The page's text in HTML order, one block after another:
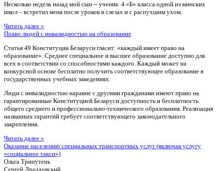
Несколько недель назад мой сын -- ученик 4 «Б» класса одной из минских
школ – встретил меня после уроков в слезах и с распухшим ухом.
Читать далее »
Право людей с инвалидностью на образование
Статья 49 Конституции Беларуси гласит: «каждый имеет право на
образование». Среднее специальное и высшее образование доступно для
всех в соответствии со способностями каждого. Каждый может на
конкурсной основе бесплатно получить соответствующее образование в
государственных учебных заведениях.
Люди с инвалидностью наравне с другими гражданами имеют право на
гарантированные Конституцией Беларуси доступность и бесплатность
общего среднего и профессионально-технического образования. Реализация
названных гарантий требует соответствующего законодательного
закрепления.
Читать далее »
Оказание населению специальных транспортных услуг (включая услугу
«социальное такси»)
Ольга Трипутень
Сергей Дроздовский